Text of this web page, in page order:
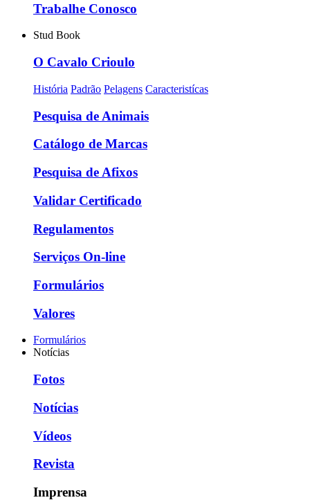
Trabalhe Conosco
Stud Book
O Cavalo Crioulo
História Padrão Pelagens Caracteristícas
Pesquisa de Animais
Catálogo de Marcas
Pesquisa de Afixos
Validar Certificado
Regulamentos
Serviços On-line
Formulários
Valores
Formulários
Notícias
Fotos
Notícias
Vídeos
Revista
Imprensa